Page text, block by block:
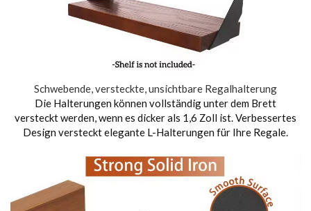
Schwebende, versteckte, unsichtbare Regalhalterung
Die Halterungen können vollständig unter dem Brett
versteckt werden, wenn es dicker als 1,6 Zoll ist. Verbessertes
Design versteckt elegante L-Halterungen für Ihre Regale.